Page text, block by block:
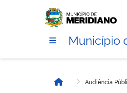
Município
Início Audiência